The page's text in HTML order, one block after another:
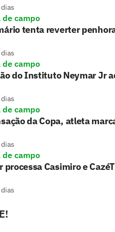
de campo
tenta reverter
de campo
do Instituto Neymar Jr
de campo
da Copa, atleta
de campo
processa Casimiro e